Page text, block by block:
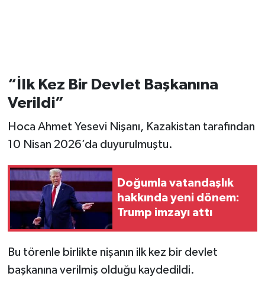
“İlk Kez Bir Devlet Başkanına
Verildi”
Hoca Ahmet Yesevi Nişanı, Kazakistan tarafından
10 Nisan 2026’da duyurulmuştu.
Doğumla vatandaşlık
hakkında yeni dönem:
Trump imzayı attı
Bu törenle birlikte nişanın ilk kez bir devlet
başkanına verilmiş olduğu kaydedildi.